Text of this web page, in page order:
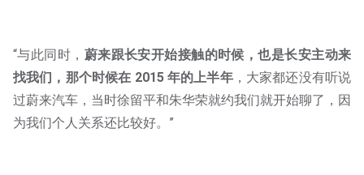
“与此同时， 蔚来跟长安开始接触的时候，也是长安主动来
找我们，那个时候在 2015 年的上半年，大家都还没有听说
过蔚来汽车，当时徐留平和朱华荣就约我们就开始聊了，因
为我们个人关系还比较好。”